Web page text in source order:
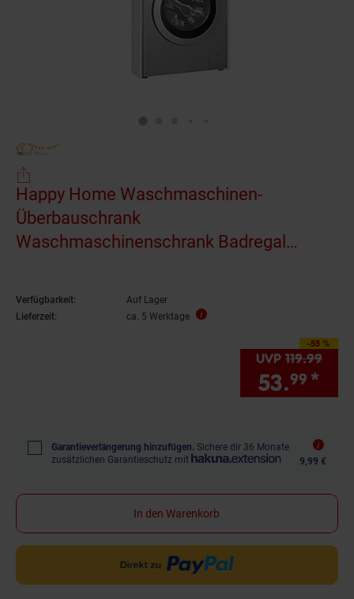
Happy Home Waschmaschinen-
Überbauschrank
Waschmaschinenschrank Badregal
Verfügbarkeit:
Auf Lager
Lieferzeit:
ca. 5 Werktage
-55 %
Sie Sparen 55
UVP 119.99UVP
53.99 *
Garantieverlängerung hinzufügen. Sichere dir 36 Monate
zusätzlichen Garantieschutz mit
9,99 €
In den Warenkorb